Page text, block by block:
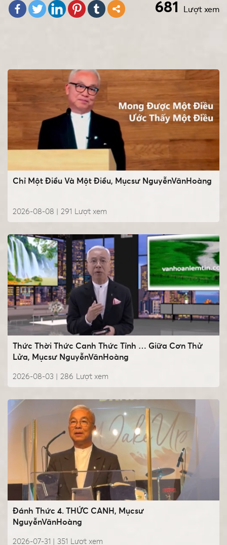
Lượt xem
681
Chỉ Một Điều Và Một Điều, Mụcsư NguyễnVănHoàng
2026-08-08 | Lượt xem
291
Thức Thời Thức Canh Thức Tỉnh … Giữa Cơn Thử
Lửa, Mụcsư NguyễnVănHoàng
2026-08-03 | Lượt xem
286
Đánh Thức 4. THỨC CANH, Mụcsư
NguyễnVănHoàng
2026-07-31 | Lượt xem
351